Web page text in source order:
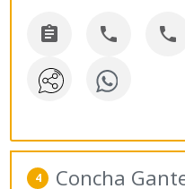
  
4 Concha